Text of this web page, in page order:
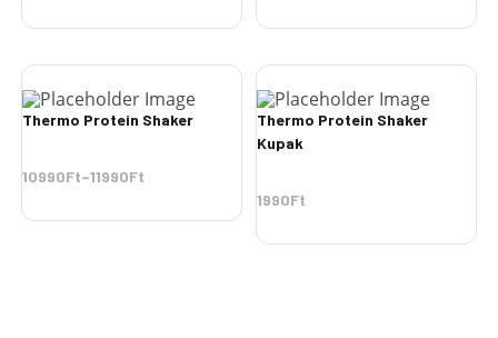
Thermo Protein Shaker
10990Ft–11990Ft
Thermo Protein Shaker
Kupak
1990Ft